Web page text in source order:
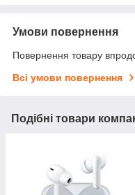
Умови повернення
Повернення товару
Всі умови повернення
Подібні товари